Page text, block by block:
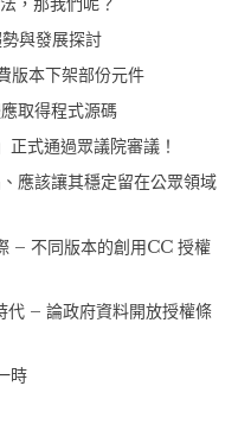
與發展探討
本下架部份元件
取得程式源碼
正式通過眾議院審議！
應該讓其穩定留在公眾領域
– 不同版本的創用CC 授權
– 論政府資料開放授權條
時